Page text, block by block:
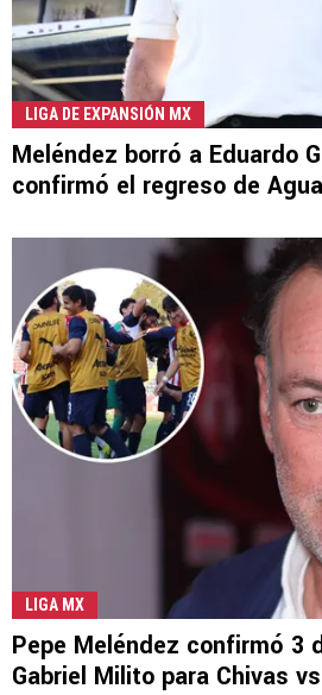
LIGA DE EXPANSIÓN MX
Meléndez borró a Eduardo
confirmó el regreso de
LIGA MX
Pepe Meléndez confirmó 3
Gabriel Milito para Chivas